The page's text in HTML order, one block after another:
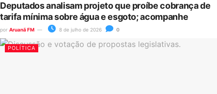
Deputados analisam projeto que proíbe cobrança de
tarifa mínima sobre água e esgoto; acompanhe
por Aruanã FM 8 de julho de 2026 0
POLÍTICA